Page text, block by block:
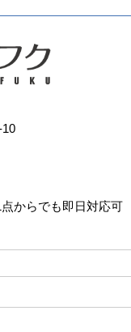
からでも即日対応可